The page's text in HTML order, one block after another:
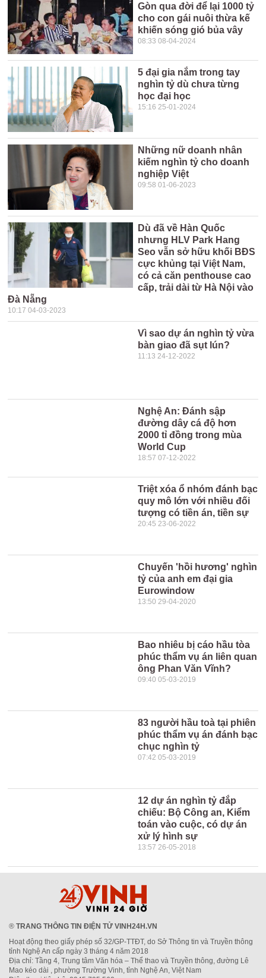
Gòn qua đời để lại 1000 tỷ
cho con gái nuôi thừa kế
khiến sóng gió bủa vây
08:33 08-04-2024
5 đại gia nắm trong tay
nghìn tỷ dù chưa từng
học đại học
15:16 25-01-2024
Những nữ doanh nhân
kiếm nghìn tỷ cho doanh
nghiệp Việt
09:58 01-06-2023
Dù đã về Hàn Quốc
nhưng HLV Park Hang
Seo vẫn sở hữu khối BĐS
cực khủng tại Việt Nam,
có cả căn penthouse cao
cấp, trải dài từ Hà Nội vào
Đà Nẵng
10:17 04-03-2023
Vì sao dự án nghìn tỷ vừa
bàn giao đã sụt lún?
11:13 24-12-2022
Nghệ An: Đánh sập
đường dây cá độ hơn
2000 tỉ đồng trong mùa
World Cup
18:57 07-12-2022
Triệt xóa ổ nhóm đánh bạc
quy mô lớn với nhiều đối
tượng có tiền án, tiền sự
20:45 23-06-2022
Chuyến 'hồi hương' nghìn
tỷ của anh em đại gia
Eurowindow
13:50 29-04-2020
Bao nhiêu bị cáo hầu tòa
phúc thẩm vụ án liên quan
ông Phan Văn Vĩnh?
09:40 05-03-2019
83 người hầu toà tại phiên
phúc thẩm vụ án đánh bạc
chục nghìn tỷ
07:42 05-03-2019
12 dự án nghìn tỷ đắp
chiếu: Bộ Công an, Kiểm
toán vào cuộc, có dự án
xử lý hình sự
13:57 26-05-2018
® TRANG THÔNG TIN ĐIỆN TỬ VINH24H.VN
Hoạt động theo giấy phép số 32/GP-TTĐT, do Sở Thông tin và Truyền thông
tỉnh Nghệ An cấp ngày 3 tháng 4 năm 2018
Địa chỉ: Tầng 4, Trung tâm Văn hóa – Thể thao và Truyền thông, đường Lê
Mao kéo dài , phường Trường Vinh, tỉnh Nghệ An, Việt Nam